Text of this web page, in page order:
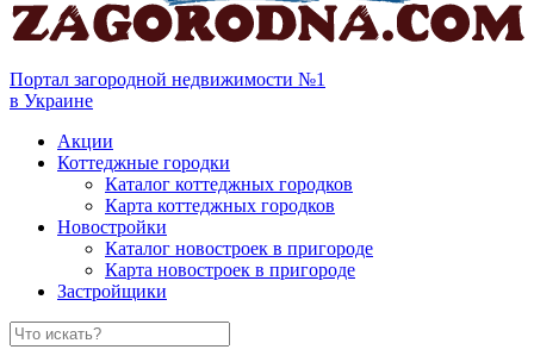
Портал загородной недвижимости №1
в Украине
Акции
Коттеджные городки
Каталог коттеджных городков
Карта коттеджных городков
Новостройки
Каталог новостроек в пригороде
Карта новостроек в пригороде
Застройщики